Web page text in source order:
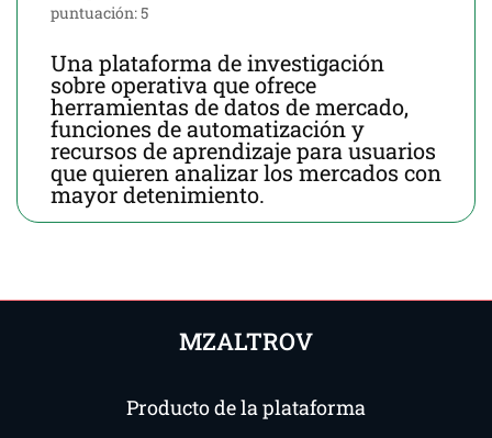
puntuación: 5
Una plataforma de investigación
sobre operativa que ofrece
herramientas de datos de mercado,
funciones de automatización y
recursos de aprendizaje para usuarios
que quieren analizar los mercados con
mayor detenimiento.
MZALTROV
Producto de la plataforma